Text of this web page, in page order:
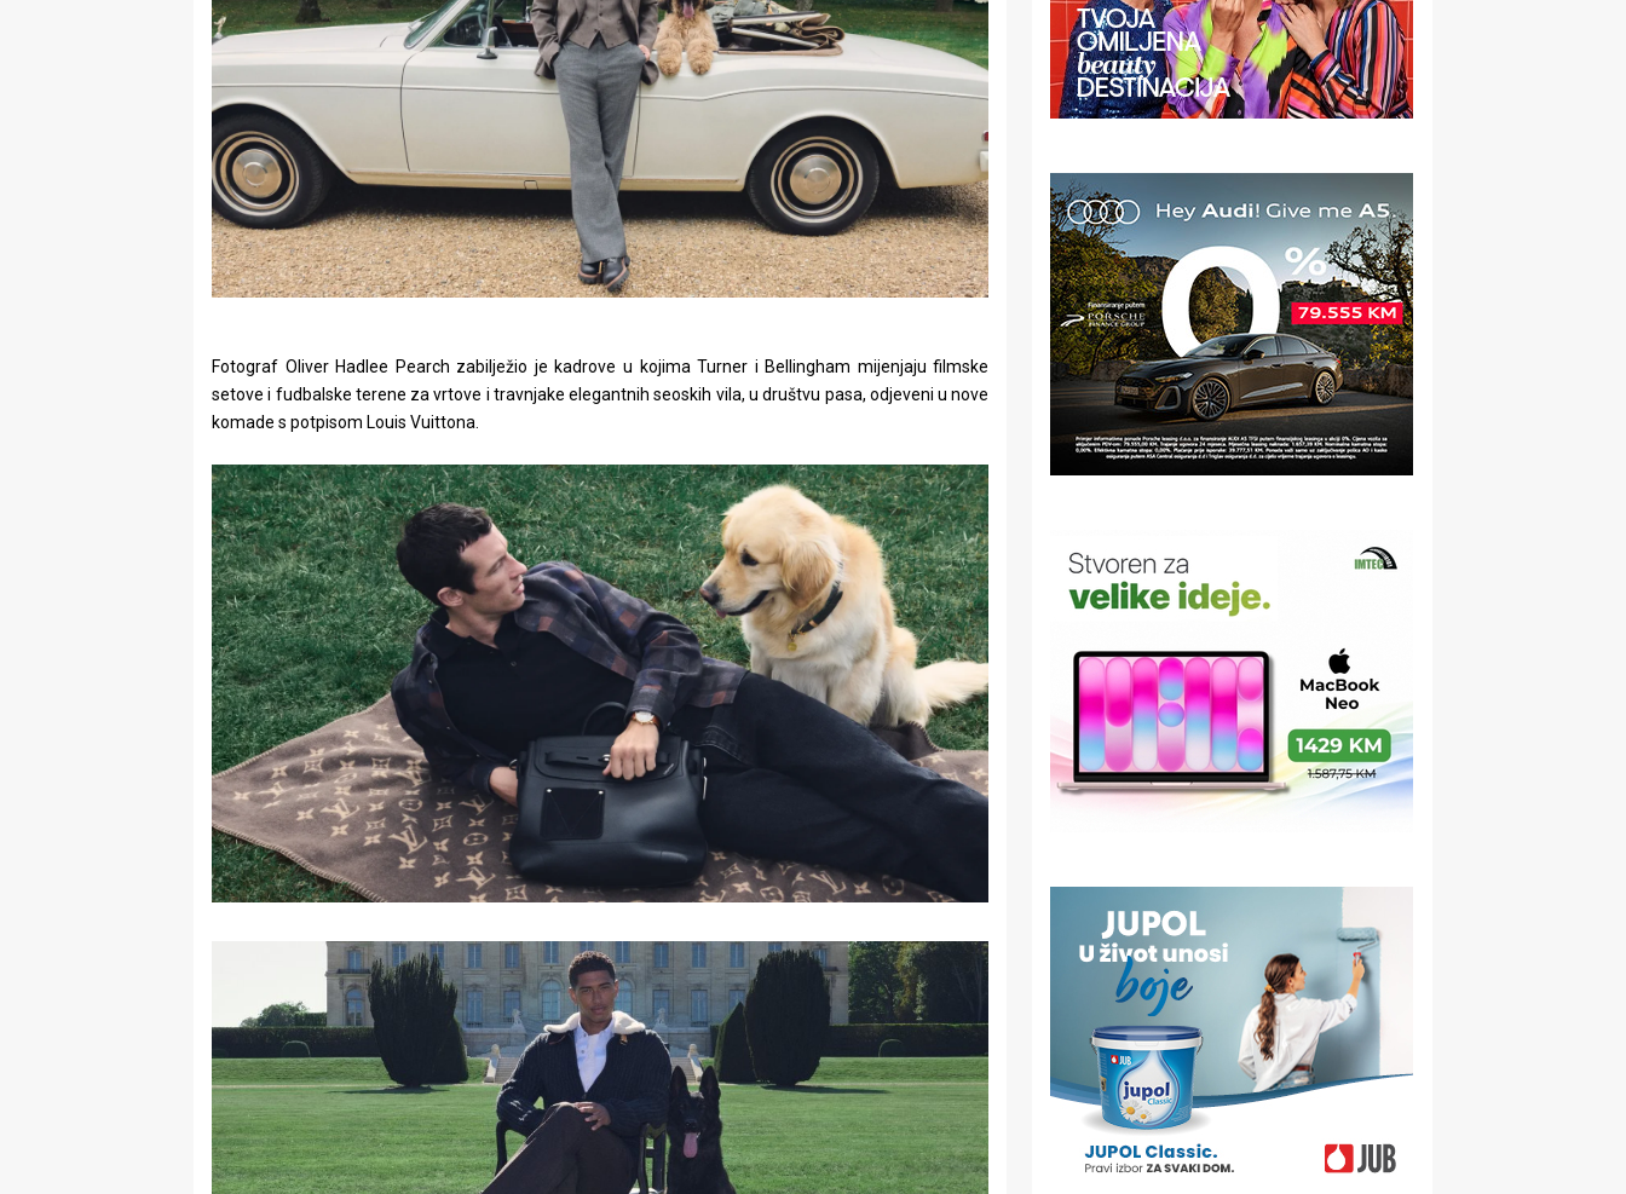
Fotograf Oliver Hadlee Pearch zabilježio je kadrove u kojima Turner i Bellingham mijenjaju filmske
setove i fudbalske terene za vrtove i travnjake elegantnih seoskih vila, u društvu pasa, odjeveni u nove
komade s potpisom Louis Vuittona.